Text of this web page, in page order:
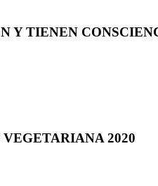
Y TIENEN
2020